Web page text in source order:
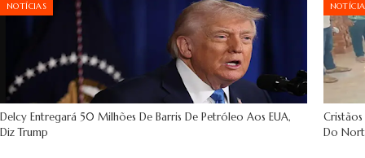
NOTÍCIAS
Delcy Entregará 50 Milhões De Barris De Petróleo Aos EUA,
Diz Trump
Do